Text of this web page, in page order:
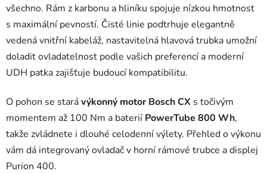
všechno. Rám z karbonu a hliníku spojuje nízkou hmotnost
s maximální pevností. Čisté linie podtrhuje elegantně
vedená vnitřní kabeláž, nastavitelná hlavová trubka umožní
doladit ovladatelnost podle vašich preferencí a moderní
UDH patka zajišťuje budoucí kompatibilitu.
O pohon se starávýkonný motor Bosch CX s točivým
momentem až 100 Nm a baterií PowerTube 800 Wh,
takže zvládnete i dlouhé celodenní výlety. Přehled o výkonu
vám dá integrovaný ovladač v horní rámové trubce a displej
Purion 400.